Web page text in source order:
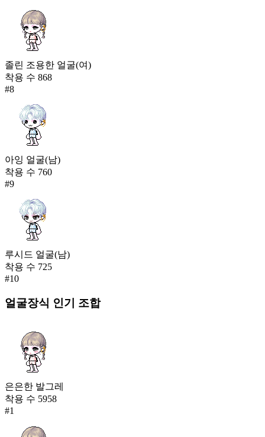
졸린 조용한 얼굴(여)
착용 수 868
#8
아잉 얼굴(남)
착용 수 760
#9
루시드 얼굴(남)
착용 수 725
#10
얼굴장식 인기 조합
은은한 발그레
착용 수 5958
#1